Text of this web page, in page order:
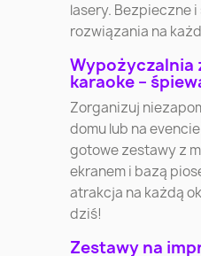
lasery. Bezpieczne
rozwiązania na
Wypożyczalnia
karaoke –
Zorganizuj
domu lub na
gotowe zestawy z
ekranem i bazą
atrakcja na każdą
dziś!
Zestawy na